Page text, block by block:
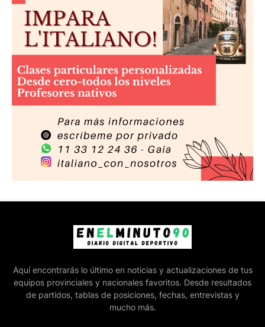
Aquí encontrarás lo último en noticias y actualizaciones de tus
equipos provinciales y nacionales favoritos. Desde resultados
de partidos, tablas de posiciones, fechas, entrevistas y
mucho más.